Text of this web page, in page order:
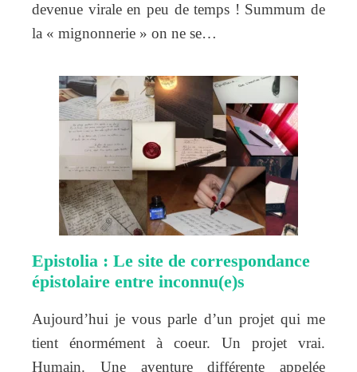
devenue virale en peu de temps ! Summum de
la « mignonnerie » on ne se…
Epistolia : Le site de correspondance
épistolaire entre inconnu(e)s
Aujourd’hui je vous parle d’un projet qui me
tient énormément à coeur. Un projet vrai.
Humain. Une aventure différente appelée